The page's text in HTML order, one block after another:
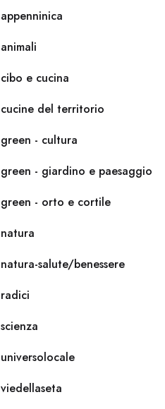
appenninica
animali
cibo e cucina
cucine del territorio
green - cultura
green - giardino e paesaggio
green - orto e cortile
natura
natura-salute/benessere
radici
scienza
universolocale
viedellaseta